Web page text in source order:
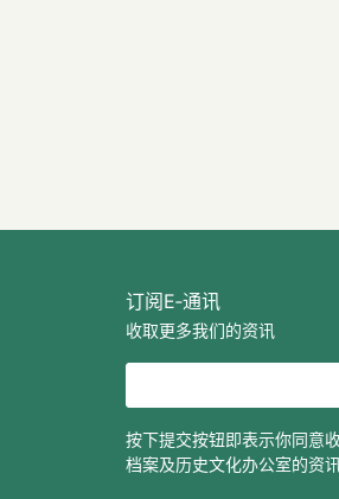
订阅E‐通讯
收取更多我们的资讯
按下提交按钮即表示你同意
档案及历史文化办公室的资讯